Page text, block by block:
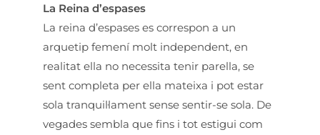
La Reina d’espases
La reina d’espases es correspon a un
arquetip femení molt independent, en
realitat ella no necessita tenir parella, se
sent completa per ella mateixa i pot estar
sola tranquil·lament sense sentir-se sola. De
vegades sembla que fins i tot estigui com